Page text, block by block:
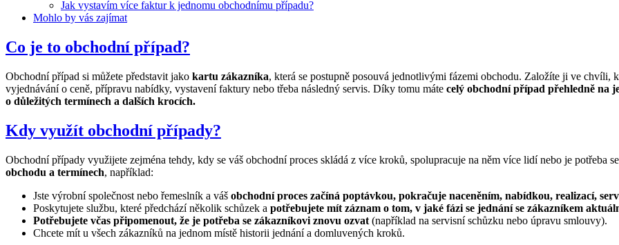
Jak vystavím více faktur k jednomu obchodnímu případu?
Mohlo by vás zajímat
Co je to obchodní případ?
Obchodní případ si můžete představit jako kartu zákazníka, která se postupně posouvá jednotlivými fázemi obchodu. Založíte ji ve chvíli,
vyjednávání o ceně, přípravu nabídky, vystavení faktury nebo třeba následný servis. Díky tomu máte celý obchodní případ přehledně na
o důležitých termínech a dalších krocích.
Kdy využít obchodní případy?
Obchodní případy využijete zejména tehdy, kdy se váš obchodní proces skládá z více kroků, spolupracuje na něm více lidí nebo je potřeba
obchodu a termínech, například:
Jste výrobní společnost nebo řemeslník a váš obchodní proces začíná poptávkou, pokračuje naceněním, nabídkou, realizací,
Poskytujete službu, které předchází několik schůzek a potřebujete mít záznam o tom, v jaké fázi se jednání se zákazníkem
Potřebujete včas připomenout, že je potřeba se zákazníkovi znovu ozvat (například na servisní schůzku nebo úpravu smlouvy).
Chcete mít u všech zákazníků na jednom místě historii jednání a domluvených kroků.